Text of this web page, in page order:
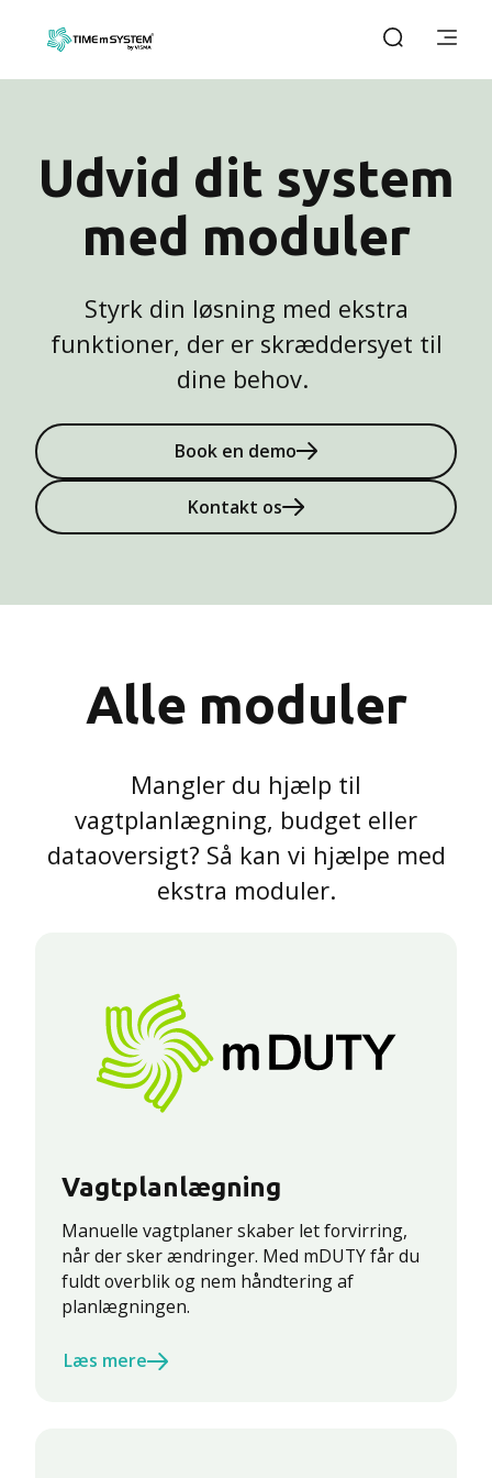
Udvid dit system
med moduler
Styrk din løsning med ekstra
funktioner, der er skræddersyet til
dine behov.
Book en demo
Kontakt os
Alle moduler
Mangler du hjælp til
vagtplanlægning, budget eller
dataoversigt? Så kan vi hjælpe med
ekstra moduler.
Vagtplanlægning
Manuelle vagtplaner skaber let forvirring,
når der sker ændringer. Med mDUTY får du
fuldt overblik og nem håndtering af
planlægningen.
Læs mere